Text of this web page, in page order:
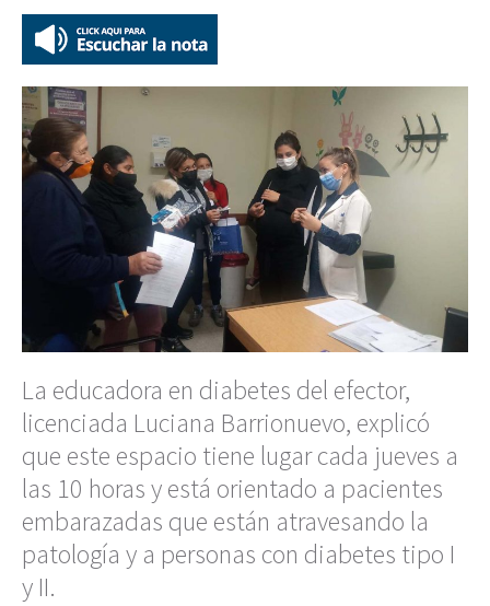
La educadora en diabetes del efector,
licenciada Luciana Barrionuevo, explicó
que este espacio tiene lugar cada jueves a
las 10 horas y está orientado a pacientes
embarazadas que están atravesando la
patología y a personas con diabetes tipo I
y II.